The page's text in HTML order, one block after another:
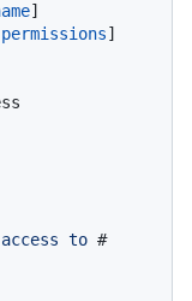
]
]
access to #